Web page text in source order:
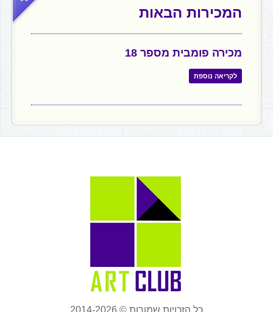
המכירות הבאות
מכירה פומבית מספר 18
לקריאה נוספת